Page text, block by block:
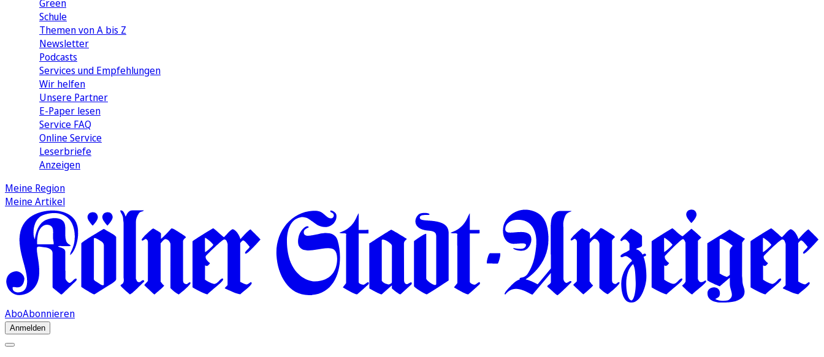
Green
Schule
Themen von A bis Z
Newsletter
Podcasts
Services und Empfehlungen
Wir helfen
Unsere Partner
E-Paper lesen
Service FAQ
Online Service
Leserbriefe
Anzeigen
Meine Region
Meine Artikel
AboAbonnieren
Anmelden